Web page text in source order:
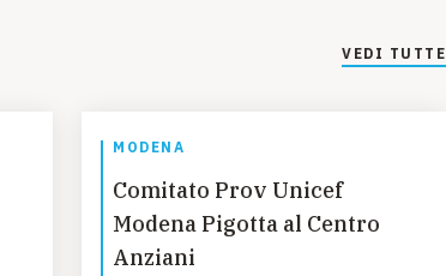
VEDI TUTTE
MODENA
Comitato Prov Unicef
Modena Pigotta al Centro
Anziani